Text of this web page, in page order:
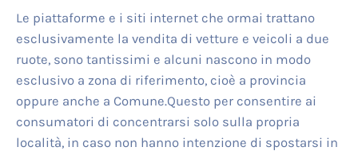
Le piattaforme e i siti internet che ormai trattano
esclusivamente la vendita di vetture e veicoli a due
ruote, sono tantissimi e alcuni nascono in modo
esclusivo a zona di riferimento, cioè a provincia
oppure anche a Comune.Questo per consentire ai
consumatori di concentrarsi solo sulla propria
località, in caso non hanno intenzione di spostarsi in